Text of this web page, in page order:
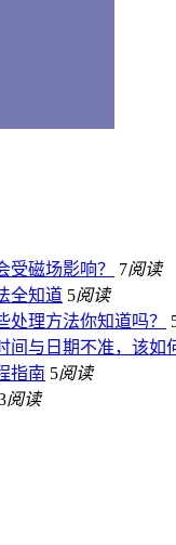
磁场影响？ 7阅读
全知道 5阅读
理方法你知道吗？
与日期不准，该如
指南 5阅读
阅读